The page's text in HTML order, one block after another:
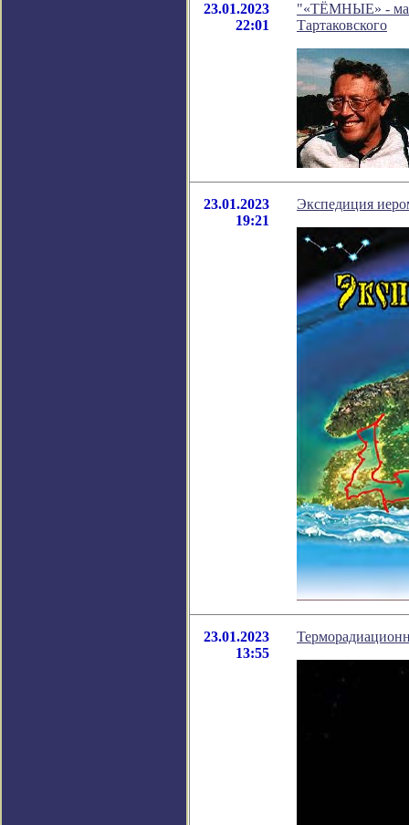
23.01.2023
22:01
"«ТЁМНЫЕ» -
Тартаковского
23.01.2023
19:21
Экспедиция
23.01.2023
13:55